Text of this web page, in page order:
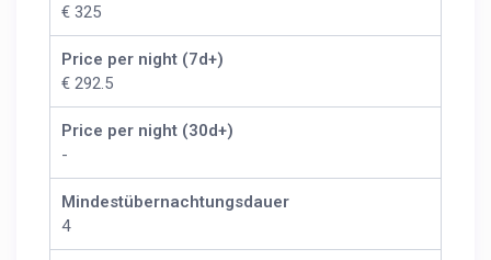
€ 325
Price per night (7d+)
€ 292.5
Price per night (30d+)
-
Mindestübernachtungsdauer
4